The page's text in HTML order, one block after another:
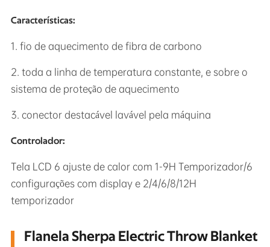
Características:
1. fio de aquecimento de fibra de carbono
2. toda a linha de temperatura constante, e sobre o
sistema de proteção de aquecimento
3. conector destacável lavável pela máquina
Controlador:
Tela LCD 6 ajuste de calor com 1-9H Temporizador/6
configurações com display e 2/4/6/8/12H
temporizador
Flanela Sherpa Electric Throw Blanket